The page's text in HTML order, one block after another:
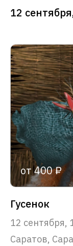
12
от 400 ₽
Гусенок
12 сентября,
Саратов,